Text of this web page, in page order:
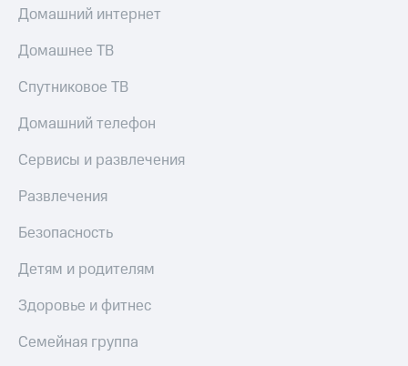
Домашний интернет
Домашнее ТВ
Спутниковое ТВ
Домашний телефон
Сервисы и развлечения
Развлечения
Безопасность
Детям и родителям
Здоровье и фитнес
Семейная группа